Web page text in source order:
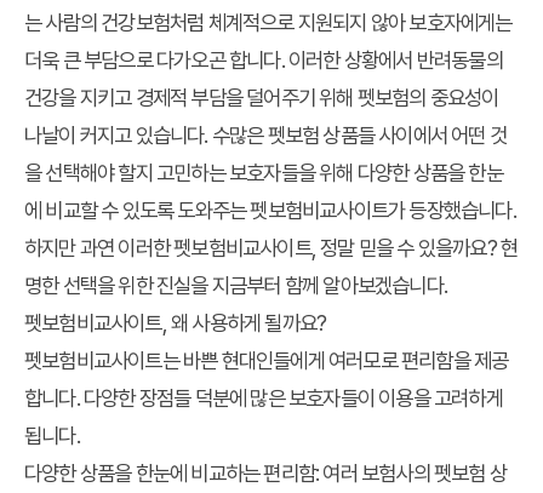
는 사람의 건강보험처럼 체계적으로 지원되지 않아 보호자에게는
더욱 큰 부담으로 다가오곤 합니다. 이러한 상황에서 반려동물의
건강을 지키고 경제적 부담을 덜어주기 위해 펫보험의 중요성이
나날이 커지고 있습니다. 수많은 펫보험 상품들 사이에서 어떤 것
을 선택해야 할지 고민하는 보호자들을 위해 다양한 상품을 한눈
에 비교할 수 있도록 도와주는 펫보험비교사이트가 등장했습니다.
하지만 과연 이러한 펫보험비교사이트, 정말 믿을 수 있을까요? 현
명한 선택을 위한 진실을 지금부터 함께 알아보겠습니다.
펫보험비교사이트, 왜 사용하게 될까요?
펫보험비교사이트는 바쁜 현대인들에게 여러모로 편리함을 제공
합니다. 다양한 장점들 덕분에 많은 보호자들이 이용을 고려하게
됩니다.
다양한 상품을 한눈에 비교하는 편리함:여러 보험사의 펫보험 상